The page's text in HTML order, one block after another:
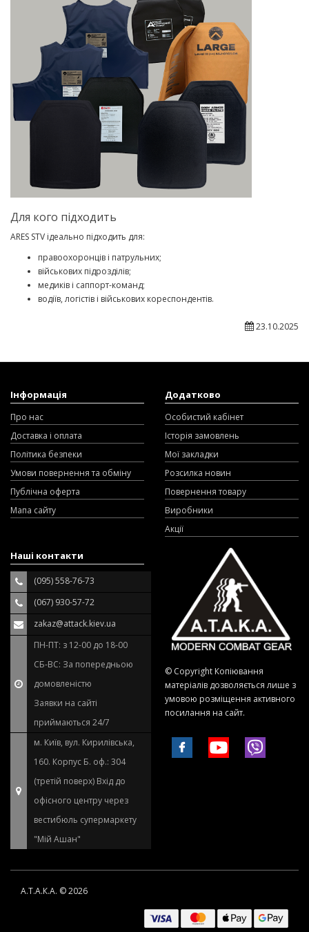
Для кого підходить
ARES STV ідеально підходить для:
правоохоронців і патрульних;
військових підрозділів;
медиків і саппорт-команд;
водіїв, логістів і військових кореспондентів.
23.10.2025
Інформація
Про нас
Доставка і оплата
Політика безпеки
Умови повернення та обміну
Публічна оферта
Мапа сайту
Додатково
Особистий кабінет
Історія замовлень
Мої закладки
Розсилка новин
Повернення товару
Виробники
Акції
Наші контакти
(095) 558-76-73
(067) 930-57-72
zakaz@attack.kiev.ua
ПН-ПТ: з 12-00 до 18-00
СБ-ВС: За попередньою
домовленістю
Заявки на сайті
приймаються 24/7
м. Київ, вул. Кирилівська,
160. Корпус Б. оф.: 304
(третій поверх) Вхід до
офісного центру через
вестибюль супермаркету
"Мій Ашан"
© Copyright Копіювання
матеріалів дозволяється лише з
умовою розміщення активного
посилання на сайт.
А.Т.А.К.А. © 2026